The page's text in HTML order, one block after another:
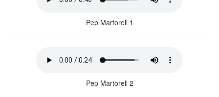
Pep Martorell 1
Pep Martorell 2